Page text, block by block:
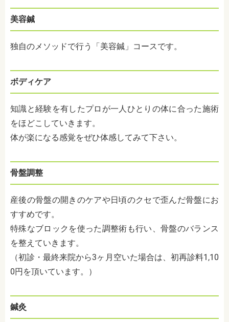
美容鍼
独自のメソッドで行う「美容鍼」コースです。
ボディケア
知識と経験を有したプロが一人ひとりの体に合った施術
をほどこしていきます。
体が楽になる感覚をぜひ体感してみて下さい。
骨盤調整
産後の骨盤の開きのケアや日頃のクセで歪んだ骨盤にお
すすめです。
特殊なブロックを使った調整術も行い、骨盤のバランス
を整えていきます。
（初診・最終来院から3ヶ月空いた場合は、初再診料1,10
0円を頂いています。）
鍼灸